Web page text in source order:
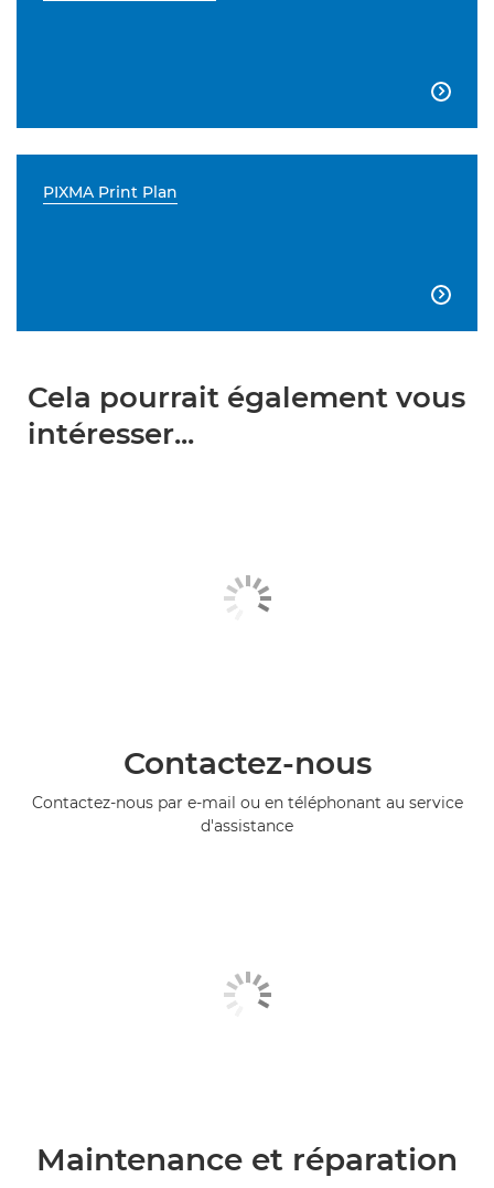

PIXMA Print Plan

Cela pourrait également vous
intéresser...
Contactez-nous
Contactez-nous par e-mail ou en téléphonant au service
d'assistance
Maintenance et réparation